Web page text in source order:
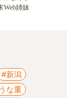
Web姉妹
#新潟
な重